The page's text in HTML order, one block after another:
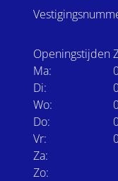
Openingstijden
Ma:
Di:
Wo:
Do:
Vr:
Za:
Zo: